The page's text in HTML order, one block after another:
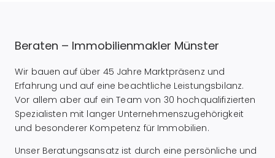
Beraten – Immobilienmakler Münster
Wir bauen auf über 45 Jahre Marktpräsenz und
Erfahrung und auf eine beachtliche Leistungsbilanz.
Vor allem aber auf ein Team von 30 hochqualifizierten
Spezialisten mit langer Unternehmenszugehörigkeit
und besonderer Kompetenz für Immobilien.
Unser Beratungsansatz ist durch eine persönliche und